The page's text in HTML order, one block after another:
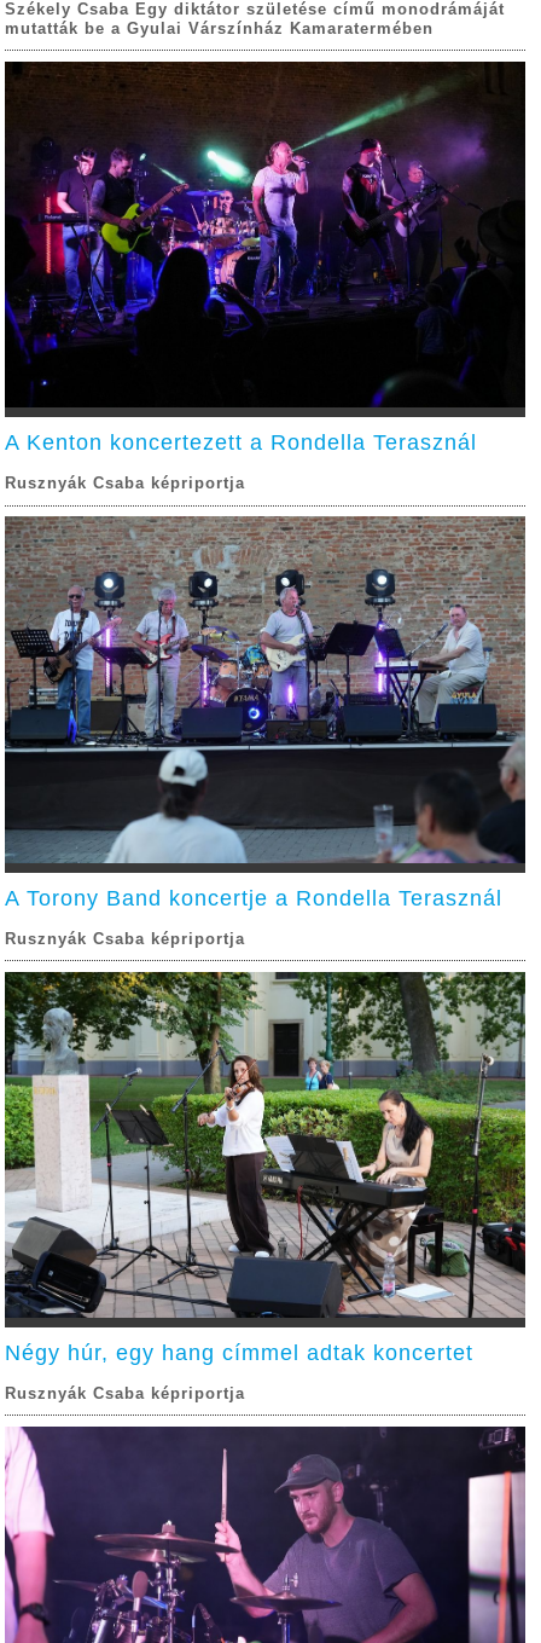
Székely Csaba Egy diktátor születése című monodrámáját
mutatták be a Gyulai Várszínház Kamaratermében
A Kenton koncertezett a Rondella Terasznál
Rusznyák Csaba képriportja
A Torony Band koncertje a Rondella Terasznál
Rusznyák Csaba képriportja
Négy húr, egy hang címmel adtak koncertet
Rusznyák Csaba képriportja